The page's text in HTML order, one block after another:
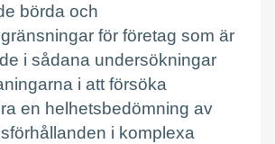
börda och
för företag som är
i sådana undersökningar
i att försöka
en helhetsbedömning av
i komplexa